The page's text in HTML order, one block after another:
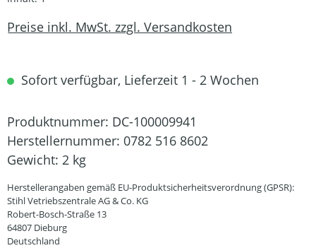
Preise inkl. MwSt. zzgl. Versandkosten
Sofort verfügbar, Lieferzeit 1 - 2 Wochen
Produktnummer: DC-100009941
Herstellernummer: 0782 516 8602
Gewicht: 2 kg
Herstellerangaben gemäß EU-Produktsicherheitsverordnung (GPSR):
Stihl Vetriebszentrale AG & Co. KG
Robert-Bosch-Straße 13
64807 Dieburg
Deutschland